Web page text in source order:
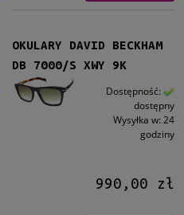
OKULARY DAVID BECKHAM
DB 7000/S XWY 9K
Dostępność:
dostępny
Wysyłka w: 24
godziny
990,00 zł